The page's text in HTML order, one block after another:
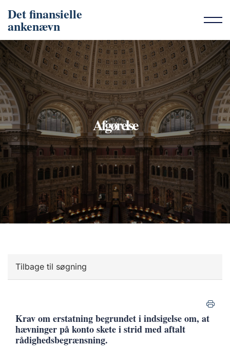
Det finansielle
ankenævn
Afgørelse
Tilbage til søgning
Krav om erstatning begrundet i indsigelse om, at
hævninger på konto skete i strid med aftalt
rådighedsbegrænsning.